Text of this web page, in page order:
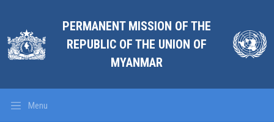
PERMANENT MISSION OF THE
REPUBLIC OF THE UNION OF
MYANMAR
Menu